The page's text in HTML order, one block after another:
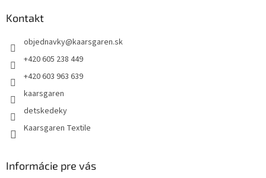
Kontakt
objednavky@kaarsgaren.sk
+420 605 238 449
+420 603 963 639
kaarsgaren
detskedeky
Kaarsgaren Textile
Informácie pre vás